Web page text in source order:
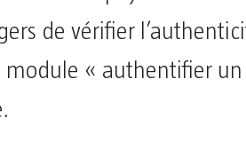
de vérifier
module « authentifier